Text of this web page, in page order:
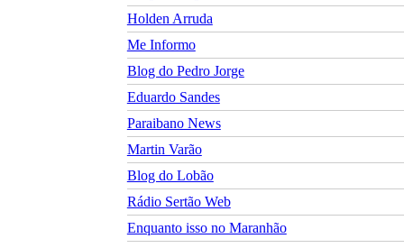
Holden Arruda
Me Informo
Blog do Pedro Jorge
Eduardo Sandes
Paraibano News
Martin Varão
Blog do Lobão
Rádio Sertão Web
Enquanto isso no Maranhão